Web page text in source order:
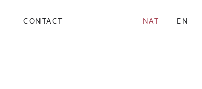
CONTACT NAT EN